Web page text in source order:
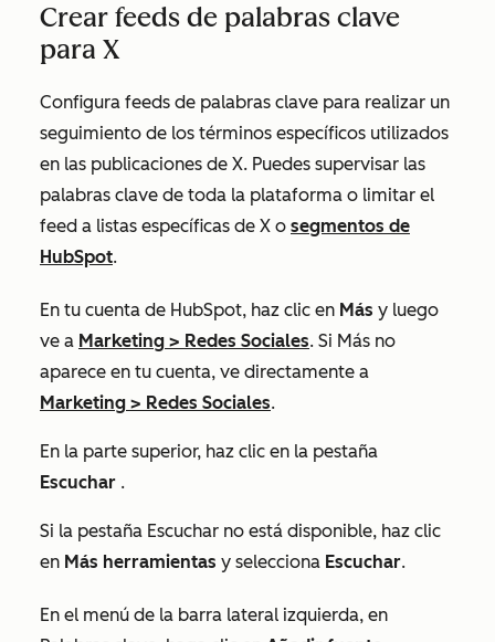
Crear feeds de palabras clave
para X
Configura feeds de palabras clave para realizar un
seguimiento de los términos específicos utilizados
en las publicaciones de X. Puedes supervisar las
palabras clave de toda la plataforma o limitar el
feed a listas específicas de X o segmentos de
HubSpot.
En tu cuenta de HubSpot, haz clic en Más y luego
ve a Marketing > Redes Sociales. Si Más no
aparece en tu cuenta, ve directamente a
Marketing > Redes Sociales.
En la parte superior, haz clic en la pestaña
Escuchar .
Si la pestaña Escuchar no está disponible, haz clic
en Más herramientas y selecciona Escuchar.
En el menú de la barra lateral izquierda, en